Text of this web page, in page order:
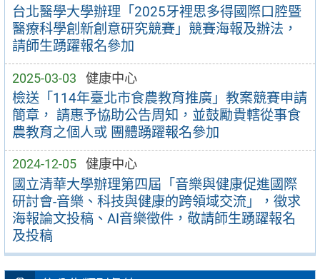
台北醫學大學辦理「2025牙裡思多得國際口腔暨
醫療科學創新創意研究競賽」競賽海報及辦法，
請師生踴躍報名參加
2025-03-03 健康中心
檢送「114年臺北市食農教育推廣」教案競賽申請
簡章， 請惠予協助公告周知，並鼓勵貴轄從事食
農教育之個人或 團體踴躍報名參加
2024-12-05 健康中心
國立清華大學辦理第四屆「音樂與健康促進國際
研討會-音樂、科技與健康的跨領域交流」，徵求
海報論文投稿、AI音樂徵件，敬請師生踴躍報名
及投稿